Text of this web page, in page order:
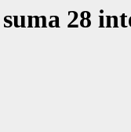
28